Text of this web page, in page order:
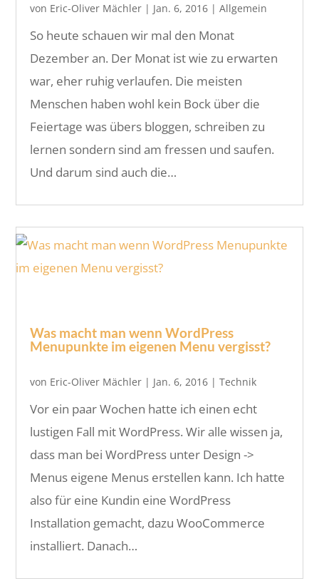
von Eric-Oliver Mächler | Jan. 6, 2016 |Allgemein
So heute schauen wir mal den Monat
Dezember an. Der Monat ist wie zu erwarten
war, eher ruhig verlaufen. Die meisten
Menschen haben wohl kein Bock über die
Feiertage was übers bloggen, schreiben zu
lernen sondern sind am fressen und saufen.
Und darum sind auch die…
Was macht man wenn WordPress
Menupunkte im eigenen Menu vergisst?
von Eric-Oliver Mächler | Jan. 6, 2016 |Technik
Vor ein paar Wochen hatte ich einen echt
lustigen Fall mit WordPress. Wir alle wissen ja,
dass man bei WordPress unter Design ->
Menus eigene Menus erstellen kann. Ich hatte
also für eine Kundin eine WordPress
Installation gemacht, dazu WooCommerce
installiert. Danach…